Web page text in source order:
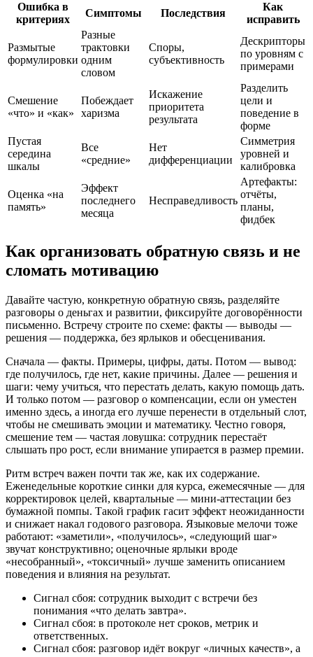
Ошибка в
критериях
Симптомы Последствия
Как
исправить
Размытые
формулировки
Разные
трактовки
одним
словом
Споры,
субъективность
Дескрипторы
по уровням с
примерами
Смешение
«что» и «как»
Побеждает
харизма
Искажение
приоритета
результата
Разделить
цели и
поведение в
форме
Пустая
середина
шкалы
Все
«средние»
Нет
дифференциации
Симметрия
уровней и
калибровка
Оценка «на
память»
Эффект
последнего
месяца
Несправедливость
Артефакты:
отчёты,
планы,
фидбек
Как организовать обратную связь и не
сломать мотивацию
Давайте частую, конкретную обратную связь, разделяйте
разговоры о деньгах и развитии, фиксируйте договорённости
письменно. Встречу строите по схеме: факты — выводы —
решения — поддержка, без ярлыков и обесценивания.
Сначала — факты. Примеры, цифры, даты. Потом — вывод:
где получилось, где нет, какие причины. Далее — решения и
шаги: чему учиться, что перестать делать, какую помощь дать.
И только потом — разговор о компенсации, если он уместен
именно здесь, а иногда его лучше перенести в отдельный слот,
чтобы не смешивать эмоции и математику. Честно говоря,
смешение тем — частая ловушка: сотрудник перестаёт
слышать про рост, если внимание упирается в размер премии.
Ритм встреч важен почти так же, как их содержание.
Еженедельные короткие синки для курса, ежемесячные — для
корректировок целей, квартальные — мини‑аттестации без
бумажной помпы. Такой график гасит эффект неожиданности
и снижает накал годового разговора. Языковые мелочи тоже
работают: «заметили», «получилось», «следующий шаг»
звучат конструктивно; оценочные ярлыки вроде
«несобранный», «токсичный» лучше заменить описанием
поведения и влияния на результат.
Сигнал сбоя: сотрудник выходит с встречи без
понимания «что делать завтра».
Сигнал сбоя: в протоколе нет сроков, метрик и
ответственных.
Сигнал сбоя: разговор идёт вокруг «личных качеств», а